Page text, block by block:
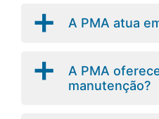
a A PMA atua
a
A PMA
manutenção?